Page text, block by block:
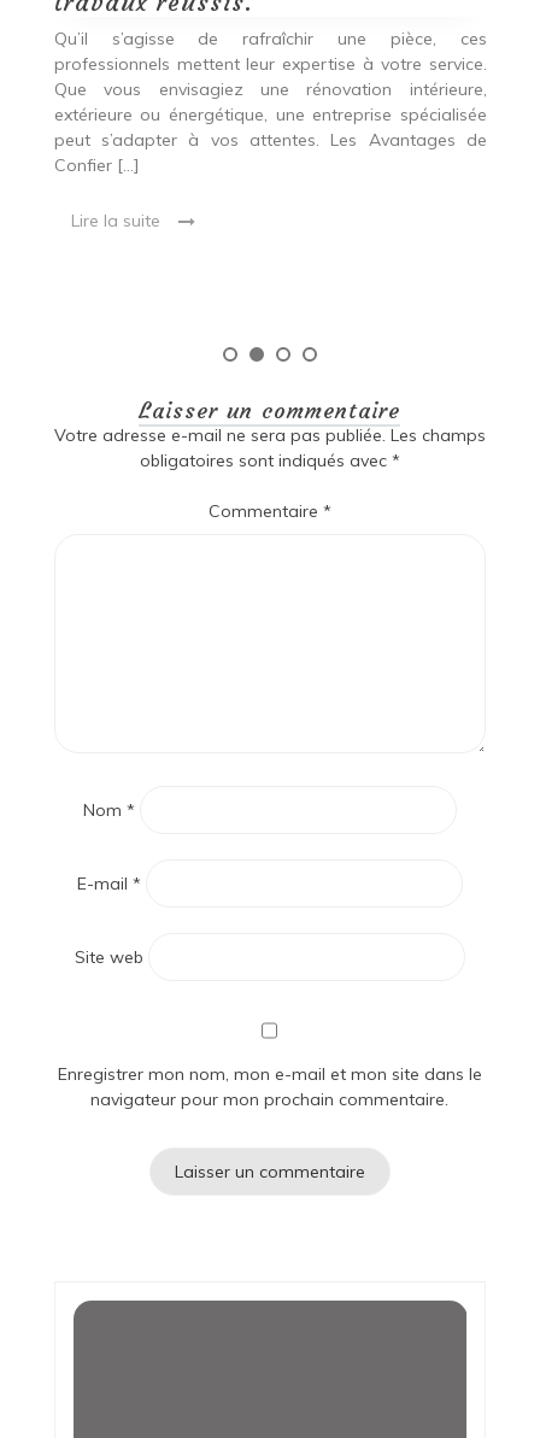
cette année.
La rénovation de maison est une démarche
passionnante qui peut substantiellement changer un
espace de vie, améliorant non seulement son
esthétique, mais aussi sa fonctionnalité. Que l’objectif
soit de rafraîchir un espace désuet ou d’augmenter
Laisser un commentaire
Votre adresse e-mail ne sera pas publiée. Les champs
obligatoires sont indiqués avec *
Commentaire *
Nom *
E-mail *
Site web
Enregistrer mon nom, mon e-mail et mon site dans le
navigateur pour mon prochain commentaire.